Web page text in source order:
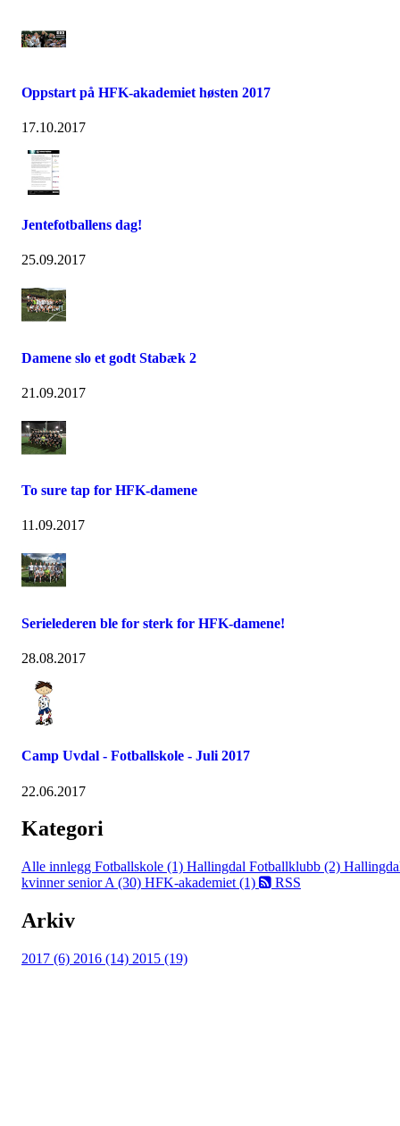
Oppstart på HFK-akademiet høsten 2017
17.10.2017
Jentefotballens dag!
25.09.2017
Damene slo et godt Stabæk 2
21.09.2017
To sure tap for HFK-damene
11.09.2017
Serielederen ble for sterk for HFK-damene!
28.08.2017
Camp Uvdal - Fotballskole - Juli 2017
22.06.2017
Kategori
Alle innlegg Fotballskole (1) Hallingdal Fotballklubb (2)
kvinner senior A (30) HFK-akademiet (1) RSS
Arkiv
2017 (6) 2016 (14) 2015 (19)